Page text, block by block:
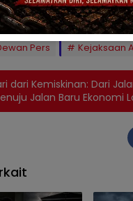
Pers Kejaksaan
dari Kemiskinan: Dari
Jalan Baru Ekonomi